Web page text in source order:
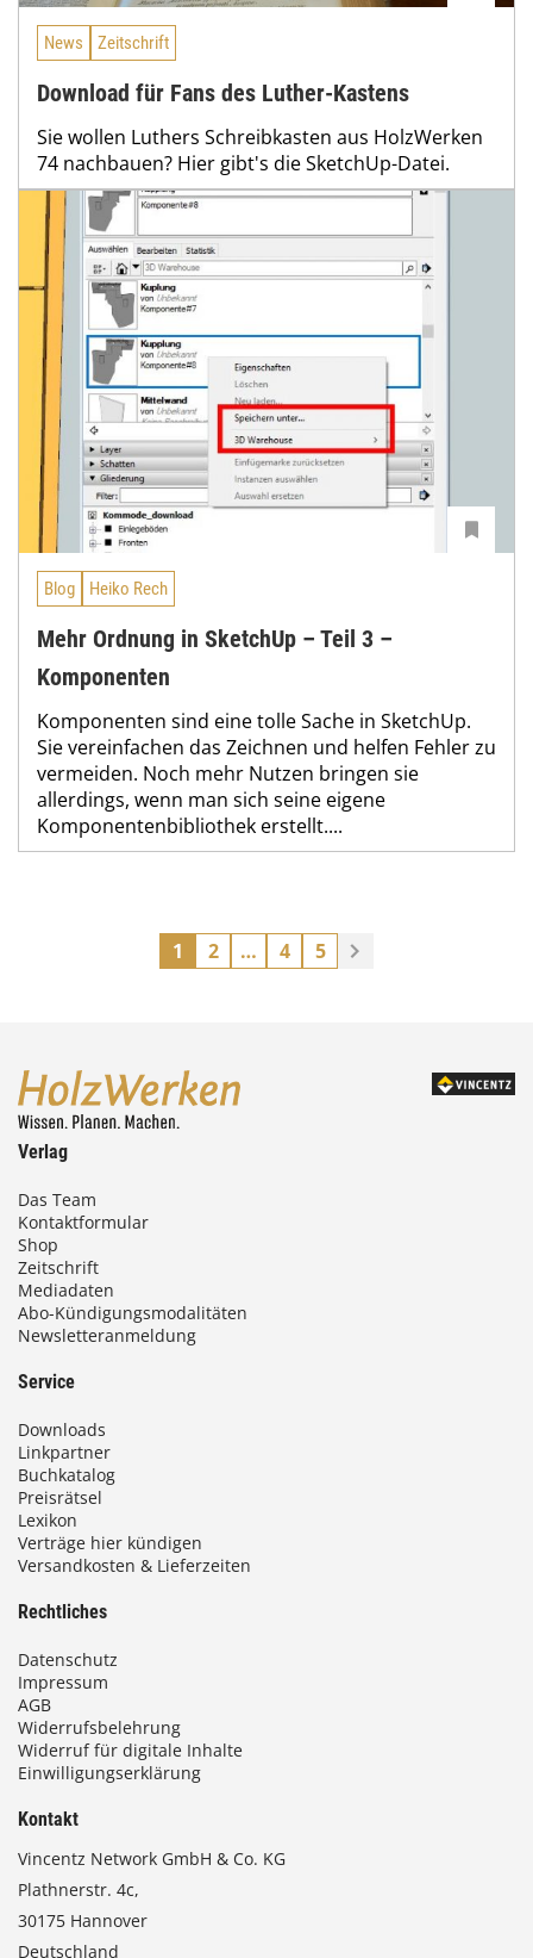
News Zeitschrift
Download für Fans des Luther-Kastens
Sie wollen Luthers Schreibkasten aus HolzWerken
74 nachbauen? Hier gibt's die SketchUp-Datei.
Blog Heiko Rech
Mehr Ordnung in SketchUp – Teil 3 –
Komponenten
Komponenten sind eine tolle Sache in SketchUp.
Sie vereinfachen das Zeichnen und helfen Fehler zu
vermeiden. Noch mehr Nutzen bringen sie
allerdings, wenn man sich seine eigene
Komponentenbibliothek erstellt....
1 2 … 4 5
Verlag
Das Team
Kontaktformular
Shop
Zeitschrift
Mediadaten
Abo-Kündigungsmodalitäten
Newsletteranmeldung
Service
Downloads
Linkpartner
Buchkatalog
Preisrätsel
Lexikon
Verträge hier kündigen
Versandkosten & Lieferzeiten
Rechtliches
Datenschutz
Impressum
AGB
Widerrufsbelehrung
Widerruf für digitale Inhalte
Einwilligungserklärung
Kontakt
Vincentz Network GmbH & Co. KG
Plathnerstr. 4c,
30175 Hannover
Deutschland